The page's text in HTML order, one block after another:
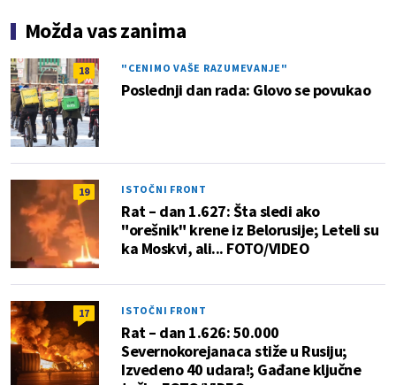
Možda vas zanima
18 "CENIMO VAŠE RAZUMEVANJE"
Poslednji dan rada: Glovo se povukao
19 ISTOČNI FRONT
Rat – dan 1.627: Šta sledi ako
"orešnik" krene iz Belorusije; Leteli su
ka Moskvi, ali... FOTO/VIDEO
17 ISTOČNI FRONT
Rat – dan 1.626: 50.000
Severnokorejanaca stiže u Rusiju;
Izvedeno 40 udara!; Gađane ključne